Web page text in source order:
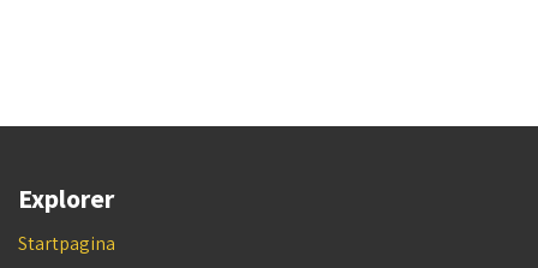
Explorer
Startpagina